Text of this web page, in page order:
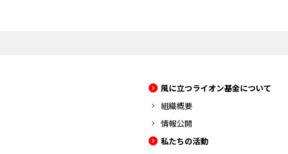
風に立つライオン基金について
組織概要
情報公開
私たちの活動